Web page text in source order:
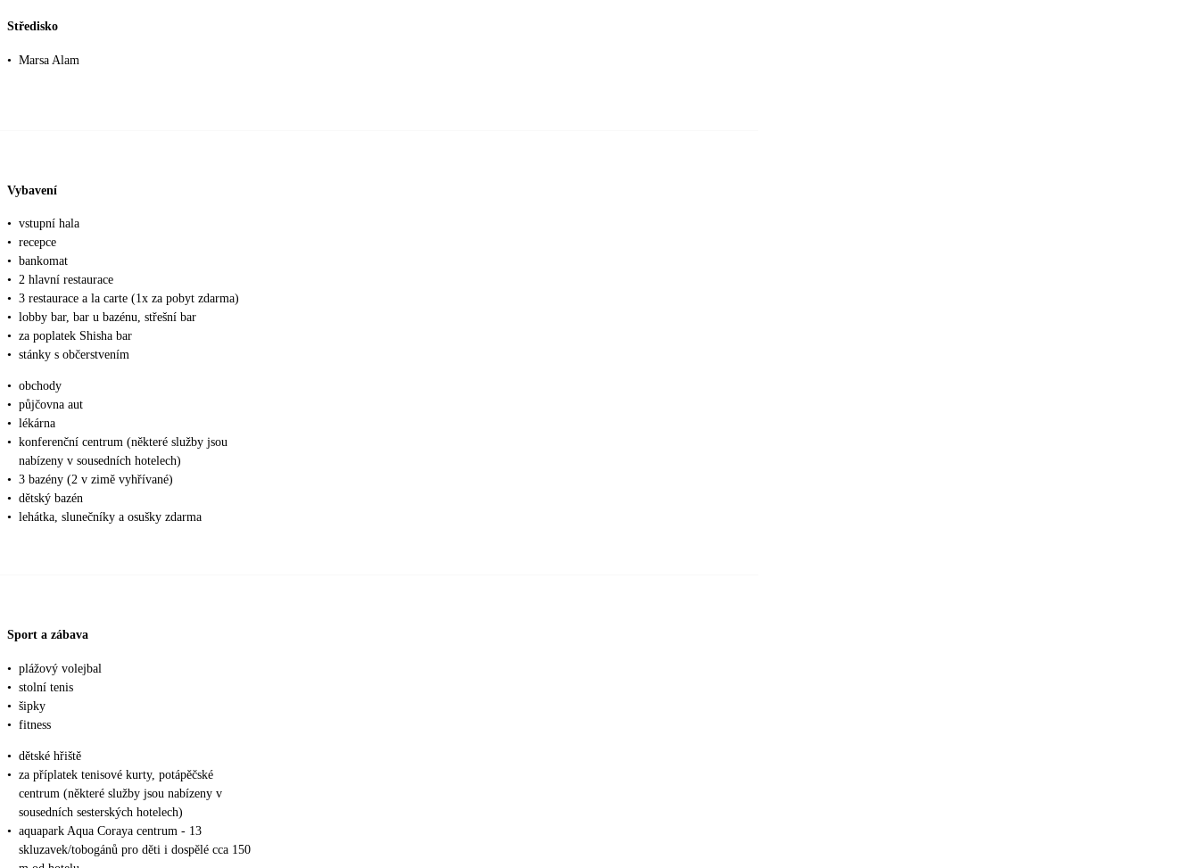
Středisko
• Marsa Alam
Vybavení
• vstupní hala
• recepce
• bankomat
• 2 hlavní restaurace
• 3 restaurace a la carte (1x za pobyt zdarma)
• lobby bar, bar u bazénu, střešní bar
• za poplatek Shisha bar
• stánky s občerstvením
• obchody
• půjčovna aut
• lékárna
• konferenční centrum (některé služby jsou
nabízeny v sousedních hotelech)
• 3 bazény (2 v zimě vyhřívané)
• dětský bazén
• lehátka, slunečníky a osušky zdarma
Sport a zábava
• plážový volejbal
• stolní tenis
• šipky
• fitness
• dětské hřiště
• za příplatek tenisové kurty, potápěčské
centrum (některé služby jsou nabízeny v
sousedních sesterských hotelech)
• aquapark Aqua Coraya centrum - 13
skluzavek/tobogánů pro děti i dospělé cca 150